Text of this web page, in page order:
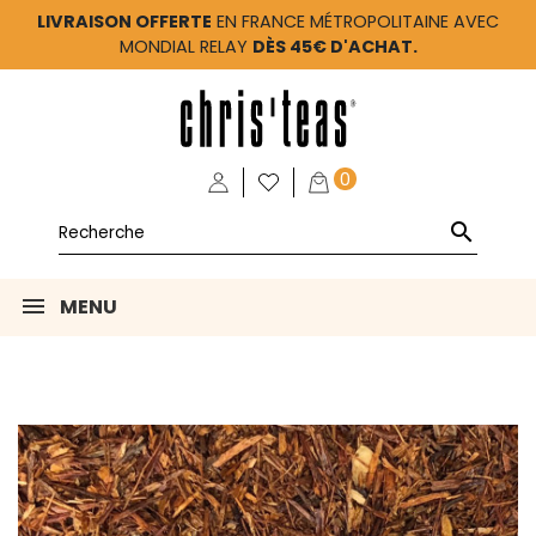
LIVRAISON OFFERTE EN FRANCE MÉTROPOLITAINE AVEC
MONDIAL RELAY DÈS 45€ D'ACHAT.
0

MENU